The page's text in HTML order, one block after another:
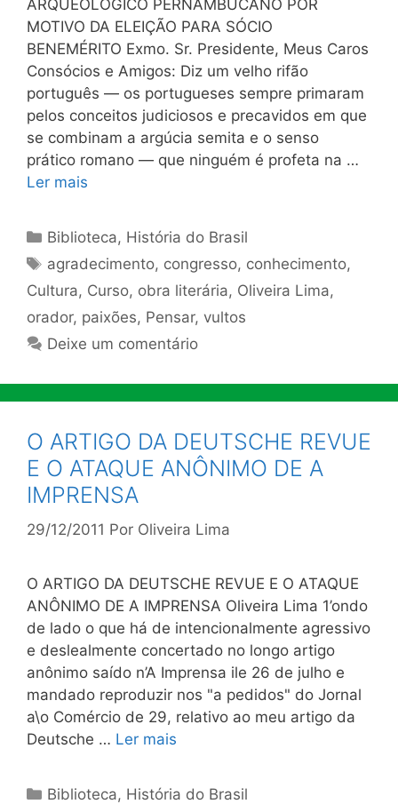
ARQUEOLÓGICO PERNAMBUCANO POR
MOTIVO DA ELEIÇÃO PARA SÓCIO
BENEMÉRITO Exmo. Sr. Presidente, Meus Caros
Consócios e Amigos: Diz um velho rifão
português — os portugueses sempre primaram
pelos conceitos judiciosos e precavidos em que
se combinam a argúcia semita e o senso
prático romano — que ninguém é profeta na …
Ler mais
Categorias
Biblioteca, História do Brasil
Tags
agradecimento, congresso, conhecimento,
Cultura, Curso, obra literária, Oliveira Lima,
orador, paixões, Pensar, vultos
Deixe um comentário
O ARTIGO DA DEUTSCHE REVUE
E O ATAQUE ANÔNIMO DE A
IMPRENSA
29/12/2011 Por Oliveira Lima
O ARTIGO DA DEUTSCHE REVUE E O ATAQUE
ANÔNIMO DE A IMPRENSA Oliveira Lima 1’ondo
de lado o que há de intencionalmente agressivo
e deslealmente concertado no longo artigo
anônimo saído n’A Imprensa ile 26 de julho e
mandado reproduzir nos "a pedidos" do Jornal
a\o Comércio de 29, relativo ao meu artigo da
Deutsche … Ler mais
Categorias
Biblioteca, História do Brasil